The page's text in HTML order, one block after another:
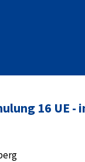
16 UE -